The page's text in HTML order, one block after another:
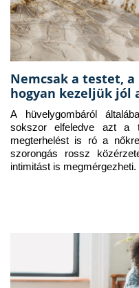
Nemcsak a testet,
hogyan kezeljük jól
A hüvelygombáról
sokszor elfeledve azt a
megterhelést is ró a
szorongás rossz
intimitást is megmérgezheti.